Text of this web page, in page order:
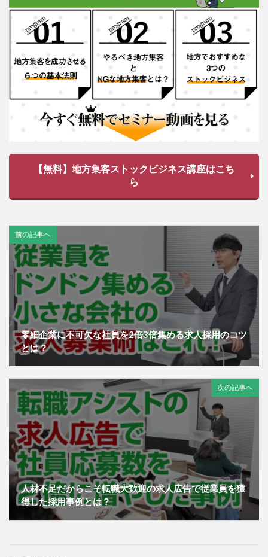
【無料】地方集客ストックビジネス講座はこち
ら
前の記事へ
零細企業に不可欠な社員を2倍3倍集める求人採用のコツ
とは？
次の記事へ
人材不足だからこそ転職大歓迎の求人広告で従業員を獲
得した採用事例とは？